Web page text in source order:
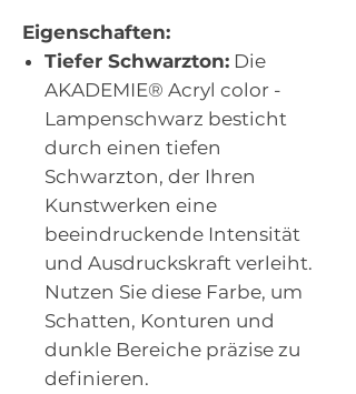
Eigenschaften:
Tiefer Schwarzton: Die
AKADEMIE® Acryl color -
Lampenschwarz besticht
durch einen tiefen
Schwarzton, der Ihren
Kunstwerken eine
beeindruckende Intensität
und Ausdruckskraft verleiht.
Nutzen Sie diese Farbe, um
Schatten, Konturen und
dunkle Bereiche präzise zu
definieren.